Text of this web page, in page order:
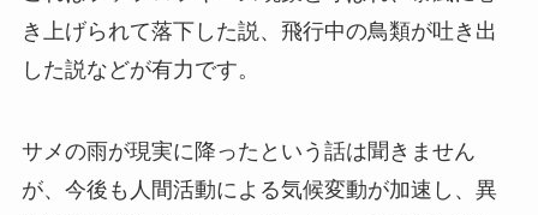
き上げられて落下した説、飛行中の鳥類が吐き出
した説などが有力です。
サメの雨が現実に降ったという話は聞きません
が、今後も人間活動による気候変動が加速し、異